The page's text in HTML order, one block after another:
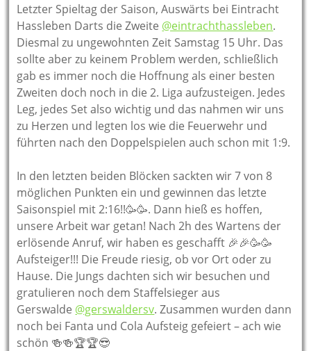
Letzter Spieltag der Saison, Auswärts bei Eintracht
Hassleben Darts die Zweite @eintrachthassleben.
Diesmal zu ungewohnten Zeit Samstag 15 Uhr. Das
sollte aber zu keinem Problem werden, schließlich
gab es immer noch die Hoffnung als einer besten
Zweiten doch noch in die 2. Liga aufzusteigen. Jedes
Leg, jedes Set also wichtig und das nahmen wir uns
zu Herzen und legten los wie die Feuerwehr und
führten nach den Doppelspielen auch schon mit 1:9.
In den letzten beiden Blöcken sackten wir 7 von 8
möglichen Punkten ein und gewinnen das letzte
Saisonspiel mit 2:16!!🥳🥳. Dann hieß es hoffen,
unsere Arbeit war getan! Nach 2h des Wartens der
erlösende Anruf, wir haben es geschafft 🎉🎉🥳🥳
Aufsteiger!!! Die Freude riesig, ob vor Ort oder zu
Hause. Die Jungs dachten sich wir besuchen und
gratulieren noch dem Staffelsieger aus
Gerswalde @gerswaldersv. Zusammen wurden dann
noch bei Fanta und Cola Aufsteig gefeiert – ach wie
schön 🍻🍻🏆🏆😎